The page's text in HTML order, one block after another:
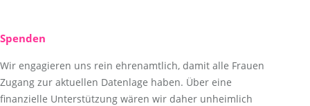
Spenden
Wir engagieren uns rein ehrenamtlich, damit alle Frauen
Zugang zur aktuellen Datenlage haben. Über eine
finanzielle Unterstützung wären wir daher unheimlich